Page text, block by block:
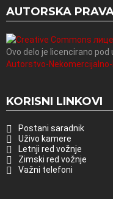
AUTORSKA
Ovo delo je licencirano
Autorstvo-Nekomercijalno-
KORISNI LINKOVI
Postani saradnik
Uživo kamere
Letnji red vožnje
Zimski red vožnje
Važni telefoni